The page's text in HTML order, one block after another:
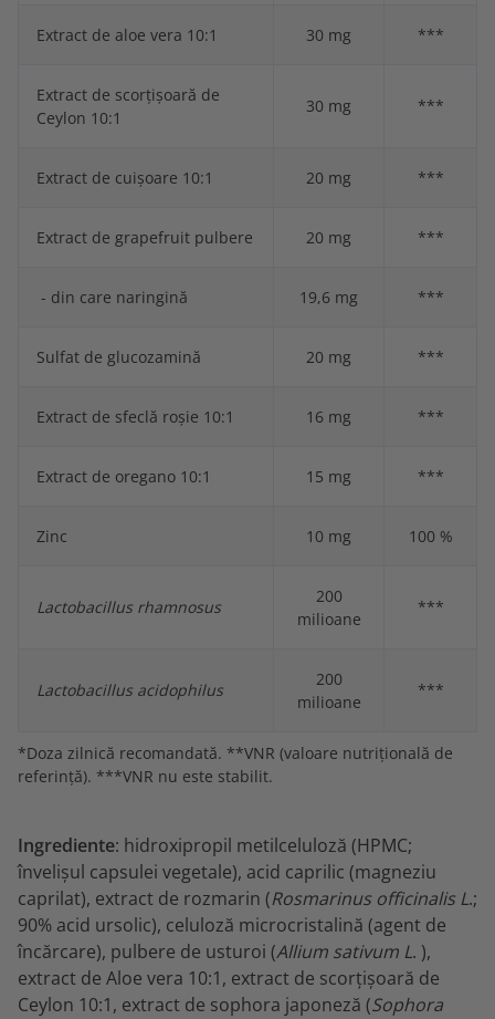
Extract de aloe vera 10:1 30 mg ***
Extract de scorțișoară de
Ceylon 10:1
30 mg ***
Extract de cuișoare 10:1 20 mg ***
Extract de grapefruit pulbere 20 mg ***
- din care naringină 19,6 mg ***
Sulfat de glucozamină 20 mg ***
Extract de sfeclă roșie 10:1 16 mg ***
Extract de oregano 10:1 15 mg ***
Zinc 10 mg 100 %
Lactobacillus rhamnosus
200
milioane
***
Lactobacillus acidophilus
200
milioane
***
*Doza zilnică recomandată. **VNR (valoare nutrițională de
referință). ***VNR nu este stabilit.
Ingrediente: hidroxipropil metilceluloză (HPMC;
învelișul capsulei vegetale), acid caprilic (magneziu
caprilat), extract de rozmarin (Rosmarinus officinalis L.;
90% acid ursolic), celuloză microcristalină (agent de
încărcare), pulbere de usturoi (Allium sativum L. ),
extract de Aloe vera 10:1, extract de scorțișoară de
Ceylon 10:1, extract de sophora japoneză (Sophora